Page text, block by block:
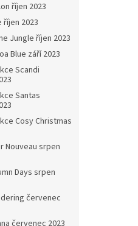
říjen 2023
říjen 2023
Jungle říjen 2023
Blue září 2023
Scandi
Santas
Cosy Christmas
Nouveau srpen
Days srpen
červenec
červenec 2023